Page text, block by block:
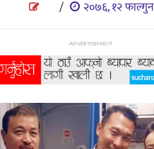
/ २०७६, १२
ADVERTISEMENT